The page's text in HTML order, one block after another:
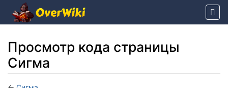
Просмотр кода страницы
Сигма